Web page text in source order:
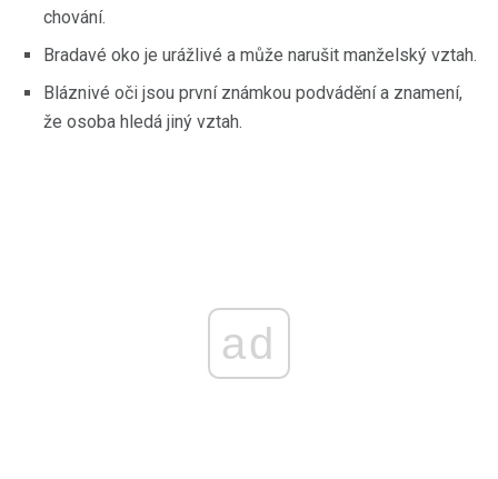
chování.
Bradavé oko je urážlivé a může narušit manželský vztah.
Bláznivé oči jsou první známkou podvádění a znamení,
že osoba hledá jiný vztah.
ad